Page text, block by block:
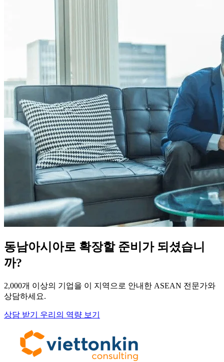
동남아시아로 확장할 준비가 되셨습니
까?
2,000개 이상의 기업을 이 지역으로 안내한 ASEAN 전문가와
상담하세요.
상담 받기 우리의 역량 보기